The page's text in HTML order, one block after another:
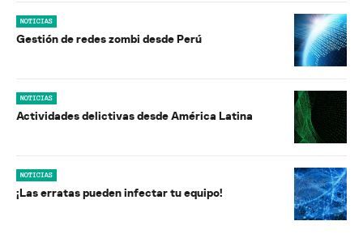
NOTICIAS
Gestión de redes zombi desde Perú
NOTICIAS
Actividades delictivas desde América Latina
NOTICIAS
¡Las erratas pueden infectar tu equipo!